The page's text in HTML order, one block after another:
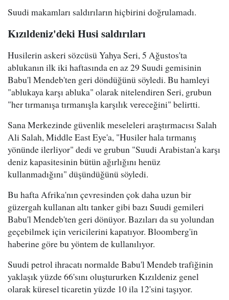
Suudi makamları saldırıların hiçbirini doğrulamadı.
Kızıldeniz'deki Husi saldırıları
Husilerin askeri sözcüsü Yahya Seri, 5 Ağustos'ta
ablukanın ilk iki haftasında en az 29 Suudi gemisinin
Babu'l Mendeb'ten geri döndüğünü söyledi. Bu hamleyi
"ablukaya karşı abluka" olarak nitelendiren Seri, grubun
"her tırmanışa tırmanışla karşılık vereceğini" belirtti.
Sana Merkezinde güvenlik meseleleri araştırmacısı Salah
Ali Salah, Middle East Eye'a, "Husiler hala tırmanış
yönünde ilerliyor" dedi ve grubun "Suudi Arabistan'a karşı
deniz kapasitesinin bütün ağırlığını henüz
kullanmadığını" düşündüğünü söyledi.
Bu hafta Afrika'nın çevresinden çok daha uzun bir
güzergah kullanan altı tanker gibi bazı Suudi gemileri
Babu'l Mendeb'ten geri dönüyor. Bazıları da su yolundan
geçebilmek için vericilerini kapatıyor. Bloomberg'in
haberine göre bu yöntem de kullanılıyor.
Suudi petrol ihracatı normalde Babu'l Mendeb trafiğinin
yaklaşık yüzde 66'sını oluştururken Kızıldeniz genel
olarak küresel ticaretin yüzde 10 ila 12'sini taşıyor.